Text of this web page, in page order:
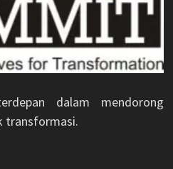
dalam mendorong
transformasi.